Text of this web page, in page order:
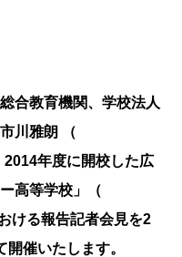
合教育機関、学校法人
川雅朗 （
2014年度に開校した広
高等学校」（
ける報告記者会見を2
催いたします。